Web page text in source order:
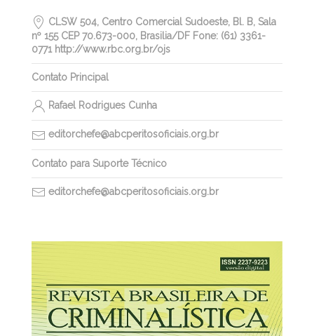
CLSW 504, Centro Comercial Sudoeste, Bl. B, Sala
nº 155 CEP 70.673-000, Brasilia/DF Fone: (61) 3361-
0771 http://www.rbc.org.br/ojs
Contato Principal
Rafael Rodrigues Cunha
editorchefe@abcperitosoficiais.org.br
Contato para Suporte Técnico
editorchefe@abcperitosoficiais.org.br